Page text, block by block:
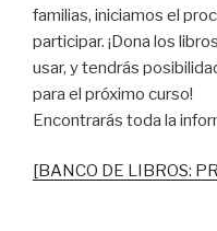
familias, iniciamos el
participar. ¡Dona los
usar, y tendrás
para el próximo curso!
Encontrarás toda la
[BANCO DE LIBROS: